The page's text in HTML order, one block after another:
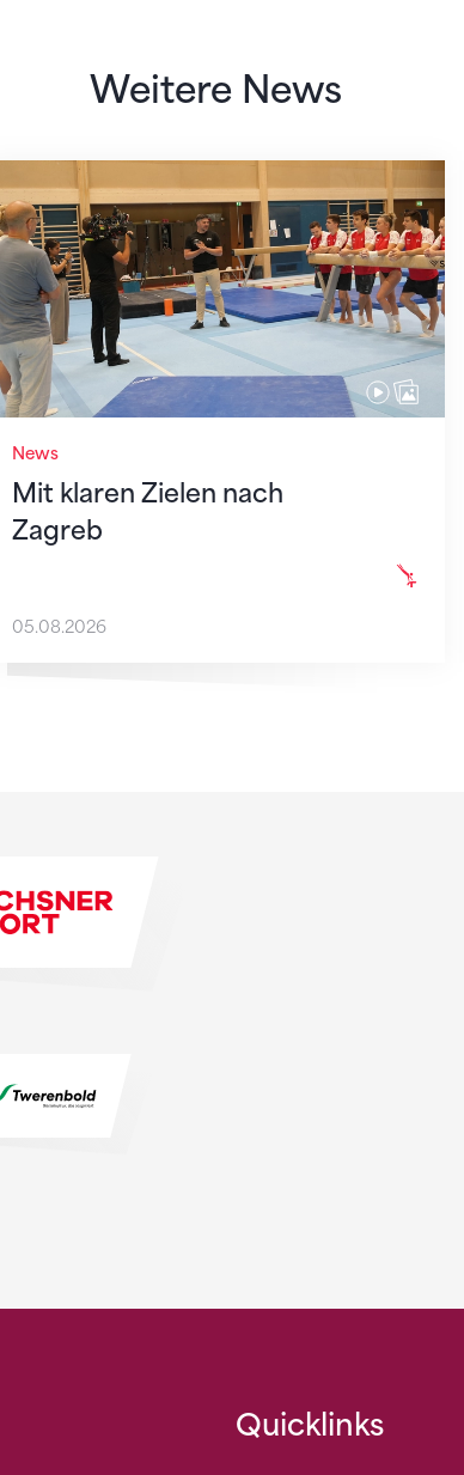
Weitere News
News
Mit klaren Zielen nach
Zagreb
Mit klaren Zielen nach Zagreb
05.08.2026
Quicklinks